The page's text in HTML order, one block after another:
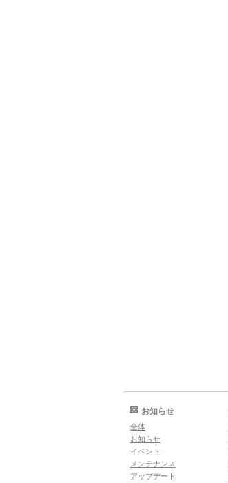
お知らせ
全体
お知らせ
イベント
メンテナンス
アップデート